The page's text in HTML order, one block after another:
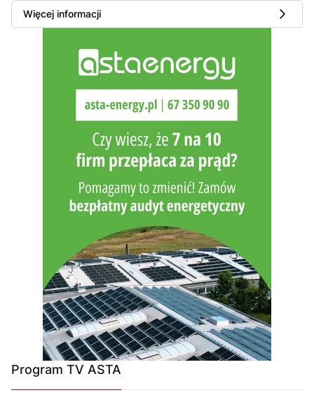
Więcej informacji
Program TV ASTA